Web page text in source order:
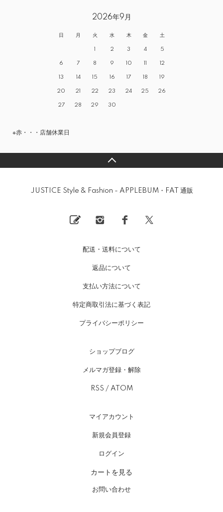
2026年9月
日 月 火 水 木 金 土
1 2 3 4 5
6 7 8 9 10 11 12
13 14 15 16 17 18 19
20 21 22 23 24 25 26
27 28 29 30
※赤・・・店舗休業日
JUSTICE Style & Fashion - APPLEBUM・FAT 通販
配送・送料について
返品について
支払い方法について
特定商取引法に基づく表記
プライバシーポリシー
ショップブログ
メルマガ登録・解除
RSS / ATOM
マイアカウント
新規会員登録
ログイン
カートを見る
お問い合わせ